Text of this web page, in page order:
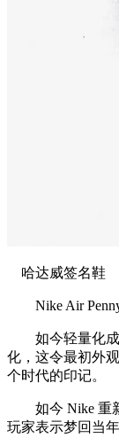
哈达威签名鞋
Nike Air Penny
如今轻量化成
化，这令最初外
个时代的印记。
如今 Nike 重新
玩家表示梦回当年